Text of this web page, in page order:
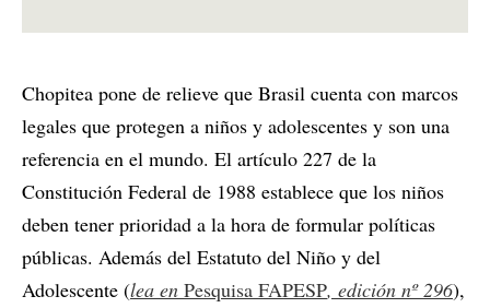
Chopitea pone de relieve que Brasil cuenta con marcos
legales que protegen a niños y adolescentes y son una
referencia en el mundo. El artículo 227 de la
Constitución Federal de 1988 establece que los niños
deben tener prioridad a la hora de formular políticas
públicas. Además del Estatuto del Niño y del
Adolescente (lea en Pesquisa FAPESP, edición nº 296),